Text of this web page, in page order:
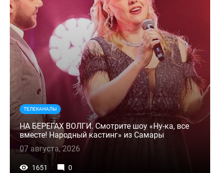
ТЕЛЕКАНАЛЫ
НА БЕРЕГАХ ВОЛГИ. Смотрите шоу «Ну-ка, все
вместе! Народный кастинг» из Самары
07 августа, 2026
1651 0